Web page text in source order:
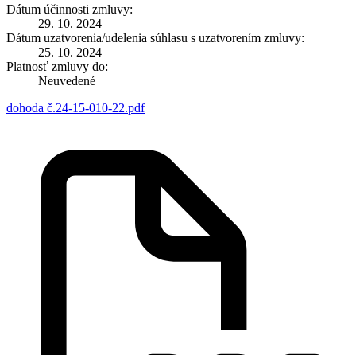
Dátum účinnosti zmluvy:
29. 10. 2024
Dátum uzatvorenia/udelenia súhlasu s uzatvorením zmluvy:
25. 10. 2024
Platnosť zmluvy do:
Neuvedené
dohoda č.24-15-010-22.pdf